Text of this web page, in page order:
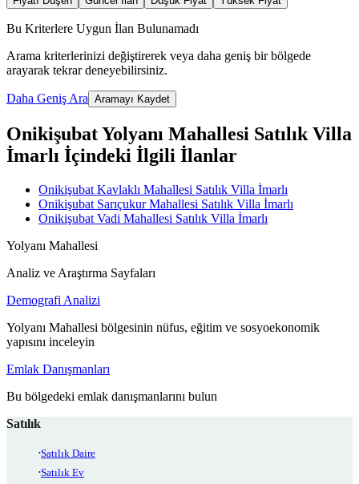
Bu Kriterlere Uygun İlan Bulunamadı
Arama kriterlerinizi değiştirerek veya daha geniş bir bölgede
arayarak tekrar deneyebilirsiniz.
Daha Geniş Ara Aramayı Kaydet
Onikişubat Yolyanı Mahallesi Satılık Villa
İmarlı İçindeki İlgili İlanlar
Onikişubat Kavlaklı Mahallesi Satılık Villa İmarlı
Onikişubat Sarıçukur Mahallesi Satılık Villa İmarlı
Onikişubat Vadi Mahallesi Satılık Villa İmarlı
Yolyanı Mahallesi
Analiz ve Araştırma Sayfaları
Demografi Analizi
Yolyanı Mahallesi bölgesinin nüfus, eğitim ve sosyoekonomik
yapısını inceleyin
Emlak Danışmanları
Bu bölgedeki emlak danışmanlarını bulun
Satılık
Satılık Daire
Satılık Ev